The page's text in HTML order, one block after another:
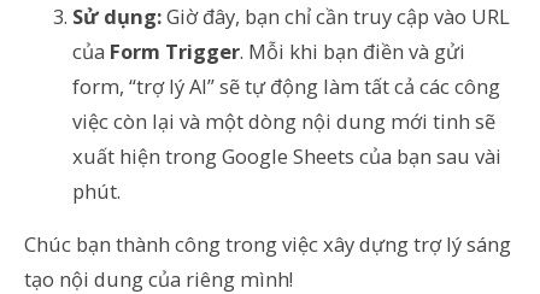
Sử dụng:Giờ đây, bạn chỉ cần truy cập vào URL
của Form Trigger. Mỗi khi bạn điền và gửi
form, “trợ lý AI” sẽ tự động làm tất cả các công
việc còn lại và một dòng nội dung mới tinh sẽ
xuất hiện trong Google Sheets của bạn sau vài
phút.
Chúc bạn thành công trong việc xây dựng trợ lý sáng
tạo nội dung của riêng mình!